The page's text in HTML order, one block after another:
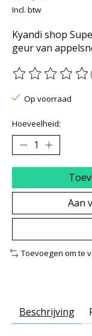
Incl. btw
Kyandi shop
geur van
De beoordeling
Op voorraad
Hoeveelheid:
Aan
Toevoegen om te
Beschrijving